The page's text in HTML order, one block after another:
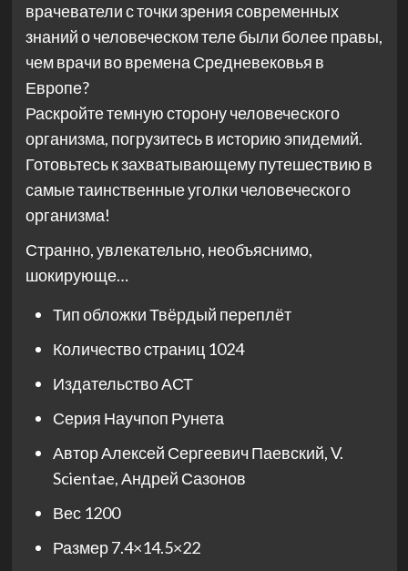
врачеватели с точки зрения современных
знаний о человеческом теле были более правы,
чем врачи во времена Средневековья в
Европе?
Раскройте темную сторону человеческого
организма, погрузитесь в историю эпидемий.
Готовьтесь к захватывающему путешествию в
самые таинственные уголки человеческого
организма!
Странно, увлекательно, необъяснимо,
шокирующе…
Тип обложкиТвёрдый переплёт
Количество страниц 1024
ИздательствоАСТ
Серия Научпоп Рунета
АвторАлексей Сергеевич Паевский, V.
Scientae, Андрей Сазонов
Вес 1200
Размер7.4×14.5×22